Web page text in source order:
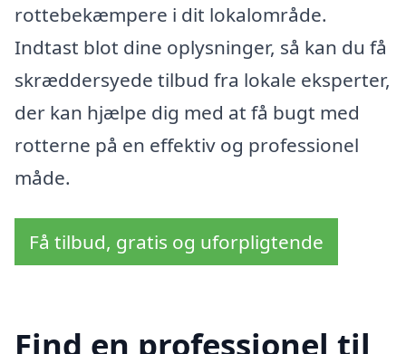
rottebekæmpere i dit lokalområde.
Indtast blot dine oplysninger, så kan du få
skræddersyede tilbud fra lokale eksperter,
der kan hjælpe dig med at få bugt med
rotterne på en effektiv og professionel
måde.
Få tilbud, gratis og uforpligtende
Find en professionel til